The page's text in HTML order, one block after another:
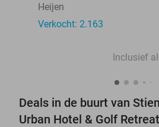
Heijen
Verkocht: 2.163
Inclusief
Deals in de buurt van
Urban Hotel & Golf